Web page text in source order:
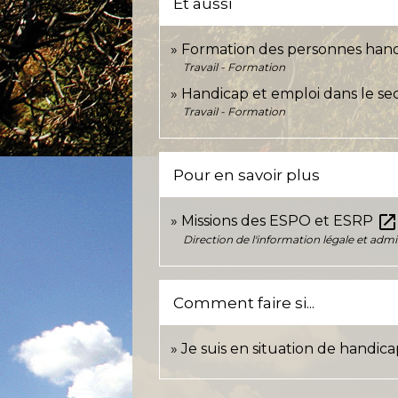
Formation des personnes
Travail - Formation
Handicap et emploi dans le
Travail - Formation
Pour en savoir plus
Missions des ESPO et ESRP open_in_new
Direction de l'information légale et
Comment faire si...
Je suis en situation de